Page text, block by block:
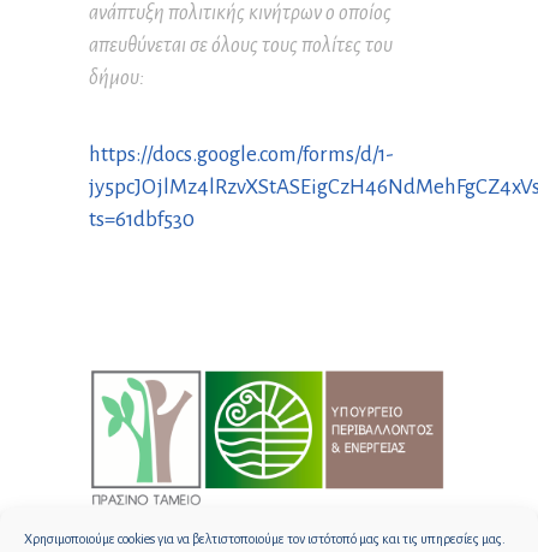
Χρησιμοποιούμε cookies για να βελτιστοποιούμε τον ιστότοπό μας και τις υπηρεσίες μας.
ανάπτυξη πολιτικής κινήτρων ο οποίος
απευθύνεται σε όλους τους πολίτες του
δήμου:
https://docs.google.com/forms/d/1-
ts=61dbf530